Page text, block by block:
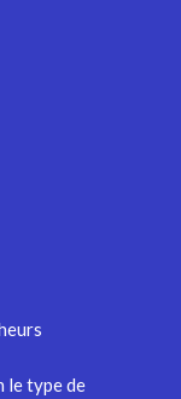
le type de